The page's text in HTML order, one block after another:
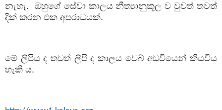
නැහැ.
ඔහුගේ සේවා කාලය නීත්‍යානුකූල ව වුවත් තවත්
දික් කරන එක අපරාධයක්.
මේ ලිපිිය ද තවත් ලිපි ද කාලය වෙබ් අඩවියෙන් කියවිය
හැකි ය.